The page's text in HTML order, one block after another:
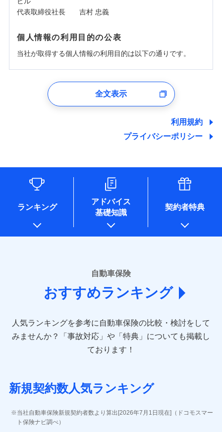
代表取締役社長 吉村 忠義
個人情報の利用目的の公表
当社が取得する個人情報の利用目的は以下の通りです。
ユーザー登録受付および、管理のため
しくは委託を受けている保険会社・提携会社の保険その他に
関する情報を提供し、金融商品等の契約を勧奨するため、ま
た維持管理等の委託業務遂行のため、またそれらに付帯、関
情報を取引のある他の保険会社の商品・サービスをご提案す
るために利用させていただくことがあります。）
各種セミナーの開催のため
コンサルティングサービスの実施のため
アンケートやキャンペーン等の実施のため
上記に係る案内・手続き・管理等付帯業務を行うため
* 当社が委託を受けている保険会社の情報は、保険会社のホ
ームページに掲載しておりますので、ご確認ください。
あいおいニッセイ同和損害保険株式会社
(https://www.aioinissaydowa.co.jp/)
アクサ損害保険株式会社 (https://www.axa-
direct.co.jp/)
sompo.co.jp/)
東京海上ダイレクト損害保険株式会社 (https://www.e-
AIG損害保険株式会社 (https://www.aig.co.jp/sonpo)
ジェイアイ傷害火災保険株式会社
ソニー損害保険株式会社
(https://www.sonysonpo.co.jp/)
全文表示
利用規約
プライバシーポリシー
ランキング
アドバイス
基礎知識
契約者特典
自動車保険
おすすめランキング
人気ランキングを参考に自動車保険の比較・検討をして
みませんか？
「事故対応」や「特典」についても掲載し
ております！
新規契約数人気ランキング
当社自動車保険新規契約者数より算出[2026年7月1日現在]（ドコモスマー
ト保険ナビ調べ）